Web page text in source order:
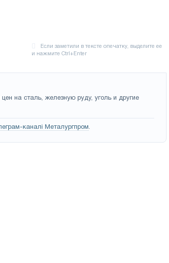
на сталь, железную руду, уголь и другие
каналі Металургпром.